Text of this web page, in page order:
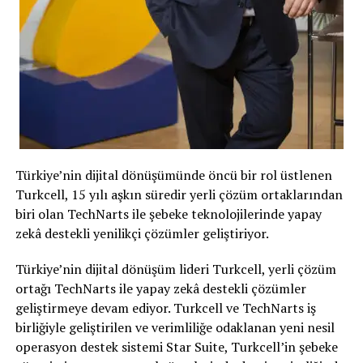
eleme süreci, FIFA üyesi daha fazla derneğin elemelerde
yarışmasına olanak tanıyarak, gerçek anlamda küresel ve
sürdürülebilir bir ekosistemin temellerinin atılmasını
sağlayacak. Oyuncular daha detaylı bilgiye
eFootball™
resmî web sitesinden
FIFA.GG
‘den ulaşabilirler. Ayrıca
FIFPRO ile yapılacak iş birliğiyle müsabakaya katılacak
kulüp ve oyuncu sayısı daha da artacak.
Önceki turnuvada olduğu gibi bu turnuvada da Japonya
temsilcileri, Japonya Futbol Federasyonu (JFA)
tarafından düzenlenen “JFA eJapan Ulusal Futbol
Takımı Seçme Turnuvası 2025” ile seçilecek. Seçme
web sitesiJFA.jp‘de duyurulacak.
Detaylı turnuva takvimi ve katılım prosedürleri
kesinleştiğinde eFootball™ resmî web sitesinde ve
FIFA.GG’de duyurulacak. “Tokyo’daki eFootball Dünya
Türkiye’nin dijital dönüşümünde öncü bir rol üstlenen
Turkcell, 15 yılı aşkın süredir yerli çözüm ortaklarından
biri olan TechNarts ile şebeke teknolojilerinde yapay
zekâ destekli yenilikçi çözümler geliştiriyor.
Türkiye’nin dijital dönüşüm lideri Turkcell, yerli çözüm
ortağı TechNarts ile yapay zekâ destekli çözümler
geliştirmeye devam ediyor. Turkcell ve TechNarts iş
birliğiyle geliştirilen ve verimliliğe odaklanan yeni nesil
operasyon destek sistemi Star Suite, Turkcell’in şebeke